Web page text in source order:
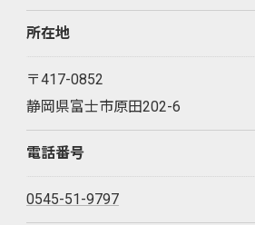
電話番号
0545-51-9797
所在地
〒417-0852
静岡県富士市原田202-6